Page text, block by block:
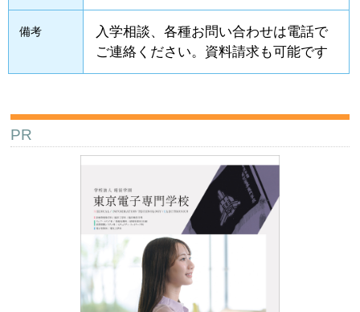
備考
入学相談、各種お問い合わせは電話で
ご連絡ください。資料請求も可能です
PR